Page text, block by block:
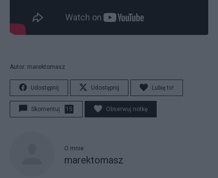
Autor: marektomasz
Udostępnij Udostępnij Lubię to!
Skomentuj 15 Obserwuj notkę
O mnie
marektomasz